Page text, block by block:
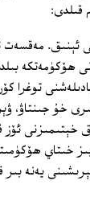
قىلدى:
ئېنىق.
ھۆكۈمەتكە
توغرا
خۇ جىنتاۋ،
خېتىمىزنى
خىتاي
يەنە بىر